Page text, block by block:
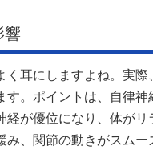
響
く耳にしますよね。実
。ポイントは、自律
が優位になり、体がリ
、関節の動きがスムー